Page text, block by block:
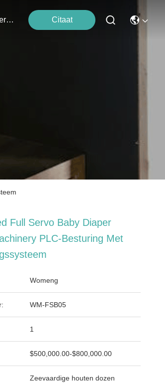
Contacteer Ons Citaat
Full Servo Baby Diaper
PLC-Besturing Met
Womeng
WM-FSB05
1
$500,000.00-$800,000.00
Zeevaardige houten dozen